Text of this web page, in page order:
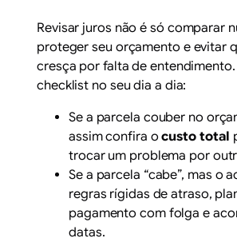
Revisar juros não é só comparar
proteger seu orçamento e evitar
cresça por falta de
checklist no seu dia a dia:
Se a parcela couber no
assim confira ocusto total
trocar um problema por
Se a parcela “cabe”, mas o
regras rígidas de atraso,
pagamento com folga e
datas.